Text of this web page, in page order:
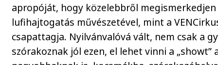
apropóját, hogy közelebbről megismerkedjen
lufihajtogatás művészetével, mint a
csapattagja. Nyilvánvalóvá vált, nem csak a
szórakoznak jól ezen, el lehet vinni a „showt”